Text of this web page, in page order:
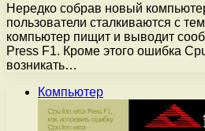
Нередко собрав новый
пользователи сталкиваются с
компьютер пищит и выводит
Press F1. Кроме этого ошибка
возникать…
Компьютер